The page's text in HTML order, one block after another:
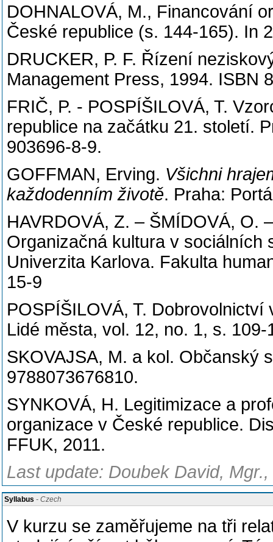
DOHNALOVÁ, M., Financování
České republice (s. 144-165). In
DRUCKER, P. F. Řízení
Management Press, 1994. ISBN
FRIČ, P. - POSPÍŠILOVÁ, T.
republice na začátku 21. století.
903696-8-9.
GOFFMAN, Erving. Všichni
každodenním životě. Praha:
HAVRDOVÁ, Z. – ŠMÍDOVÁ, O.
Organizačná kultura v sociálních
Univerzita Karlova. Fakulta
15-9
POSPÍŠILOVÁ, T.
Lidé města, vol. 12, no. 1, s.
SKOVAJSA, M. a kol. Občanský
9788073676810.
SYNKOVÁ, H. Legitimizace a
organizace v České republice.
FFUK, 2011.
Last update: Doubek David,
Syllabus - Czech
V kurzu se zaměřujeme na tři